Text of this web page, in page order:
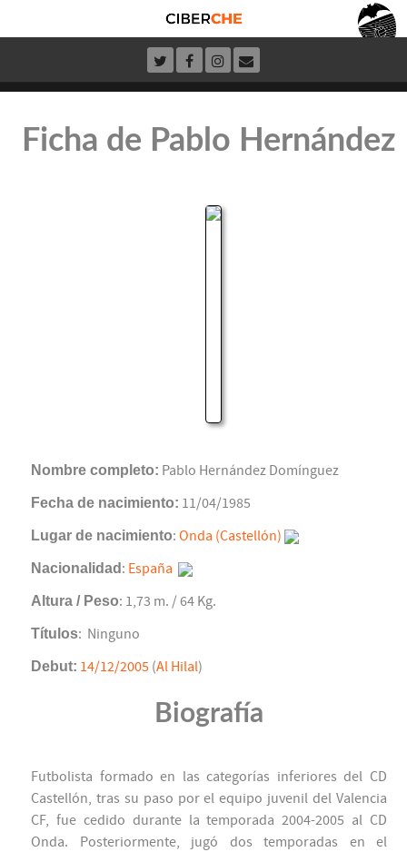
Ficha de Pablo Hernández
Nombre completo: Pablo Hernández Domínguez
Fecha de nacimiento: 11/04/1985
Lugar de nacimiento: Onda (Castellón)
Nacionalidad : España
Altura / Peso: 1,73 m. / 64 Kg.
Títulos: Ninguno
Debut: 14/12/2005 (Al Hilal)
Biografía
Futbolista formado en las categorías inferiores del CD
Castellón, tras su paso por el equipo juvenil del Valencia
CF, fue cedido durante la temporada 2004-2005 al CD
Onda. Posteriormente, jugó dos temporadas en el